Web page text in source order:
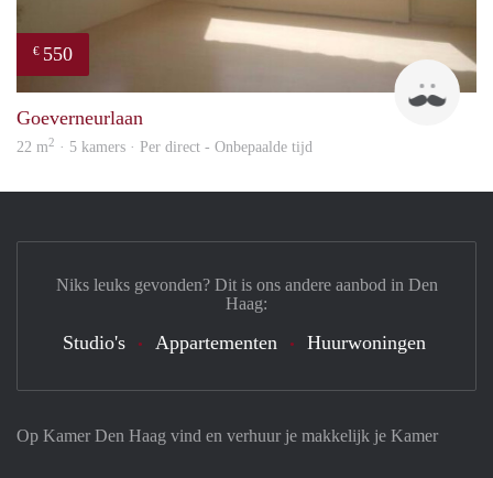
€ 550
John
Goeverneurlaan
22 m2 · 5 kamers · Per direct - Onbepaalde tijd
Op Kamer Den Haag vind en verhuur je makkelijk je Kamer
Niks leuks gevonden? Dit is ons andere aanbod in Den
Haag:
Studio's Appartementen Huurwoningen